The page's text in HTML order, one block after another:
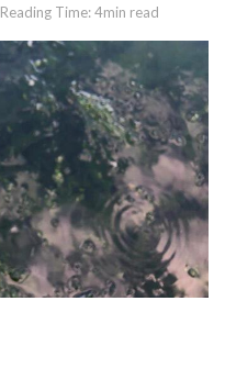
Reading Time: 4min read